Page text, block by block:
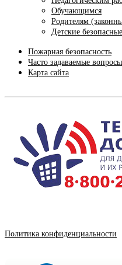
Обучающимся
Родителям
Детские
Пожарная безопасность
Часто задаваемые вопросы
Карта сайта
Политика конфиденциальности